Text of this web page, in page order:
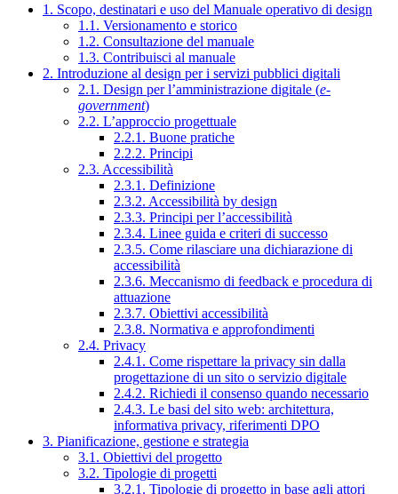
1. Scopo, destinatari e uso del Manuale operativo di design
1.1. Versionamento e storico
1.2. Consultazione del manuale
1.3. Contribuisci al manuale
2. Introduzione al design per i servizi pubblici digitali
2.1. Design per l’amministrazione digitale (e-
government)
2.2. L’approccio progettuale
2.2.1. Buone pratiche
2.2.2. Principi
2.3. Accessibilità
2.3.1. Definizione
2.3.2. Accessibilità by design
2.3.3. Principi per l’accessibilità
2.3.4. Linee guida e criteri di successo
2.3.5. Come rilasciare una dichiarazione di
accessibilità
2.3.6. Meccanismo di feedback e procedura di
attuazione
2.3.7. Obiettivi accessibilità
2.3.8. Normativa e approfondimenti
2.4. Privacy
2.4.1. Come rispettare la privacy sin dalla
progettazione di un sito o servizio digitale
2.4.2. Richiedi il consenso quando necessario
2.4.3. Le basi del sito web: architettura,
informativa privacy, riferimenti DPO
3. Pianificazione, gestione e strategia
3.1. Obiettivi del progetto
3.2. Tipologie di progetti
3.2.1. Tipologie di progetto in base agli attori